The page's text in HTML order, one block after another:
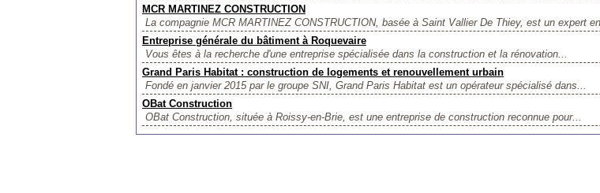
MCR MARTINEZ CONSTRUCTION
La compagnie MCR MARTINEZ CONSTRUCTION, basée à Saint Vallier De Thiey, est un expert
Entreprise générale du bâtiment à Roquevaire
Vous êtes à la recherche d'une entreprise spécialisée dans la construction et la rénovation...
Grand Paris Habitat : construction de logements et renouvellement urbain
Fondé en janvier 2015 par le groupe SNI, Grand Paris Habitat est un opérateur spécialisé dans...
OBat Construction
OBat Construction, située à Roissy-en-Brie, est une entreprise de construction reconnue pour...